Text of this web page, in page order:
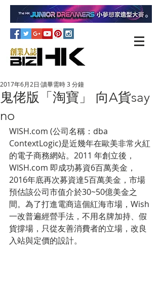
鬼佬版「淘寶」 向A貨say
no
2017年6月2日 讀畢需時 3 分鐘
WISH.com (公司名稱：dba
ContextLogic)是近幾年在歐美非常火紅
的電子商務網站。2011 年創立後，
WISH.com 即成功募資6百萬美金，
2016年底再次募資達5百萬美金，市場
預估該公司市值介於30~50億美金之
間。為了打進電商這個紅海市場，Wish
一改普遍經營手法，不用名牌加持、假
貨撐場，只從友善消費者的立場，改良
入站與定價的設計。